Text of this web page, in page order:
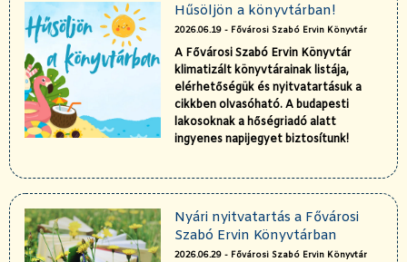
Hűsöljön a könyvtárban!
2026.06.19 - Fővárosi Szabó Ervin Könyvtár
A Fővárosi Szabó Ervin Könyvtár
klimatizált könyvtárainak listája,
elérhetőségük és nyitvatartásuk a
cikkben olvasóható. A budapesti
lakosoknak a hőségriadó alatt
ingyenes napijegyet biztosítunk!
Nyári nyitvatartás a Fővárosi
Szabó Ervin Könyvtárban
2026.06.29 - Fővárosi Szabó Ervin Könyvtár